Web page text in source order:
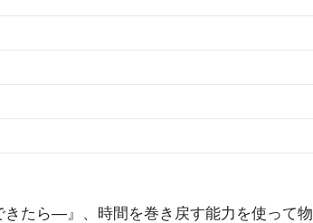
たら―』、時間を巻き戻す能力を使って物